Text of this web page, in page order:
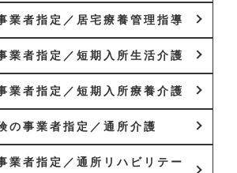
業者指定／居宅療養管理指導
業者指定／短期入所生活介護
業者指定／短期入所療養介護
の事業者指定／通所介護
業者指定／通所リハビリテー